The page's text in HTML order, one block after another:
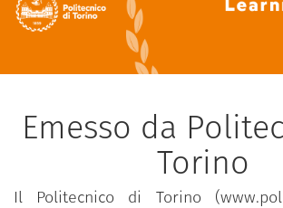
Emesso da
Torino
Il Politecnico di Torino